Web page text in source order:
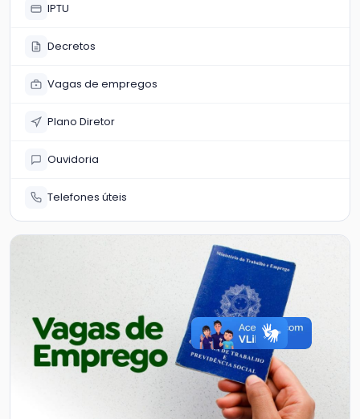
IPTU
Decretos
Vagas de empregos
Plano Diretor
Ouvidoria
Telefones úteis